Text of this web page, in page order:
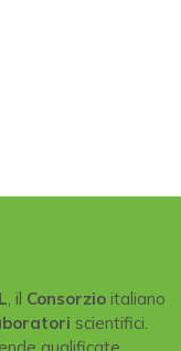
, il Consorzioitaliano
scientifici.
qualificate,